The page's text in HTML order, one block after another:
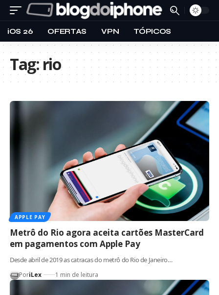
iOS 26 OFERTAS VPN TÓPICOS
Tag:rio
APPLE PAY
Metrô do Rio agora aceita cartões MasterCard
em pagamentos com Apple Pay
Desde abril de 2019 as catracas do metrô do Rio de Janeiro…
PoriLex 1 min de leitura